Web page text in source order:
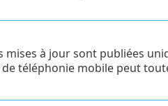
mises à jour sont publiées
téléphonie mobile peut